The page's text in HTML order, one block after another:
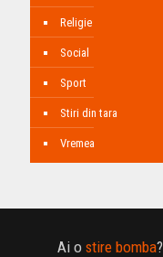
Religie
Social
Sport
Stiri din tara
Vremea
Ai o stire bomba?